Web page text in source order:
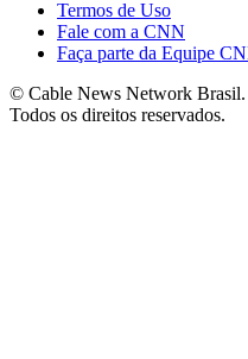
Termos de Uso
Fale com a CNN
Faça parte da Equipe
© Cable News Network
Todos os direitos reservados.